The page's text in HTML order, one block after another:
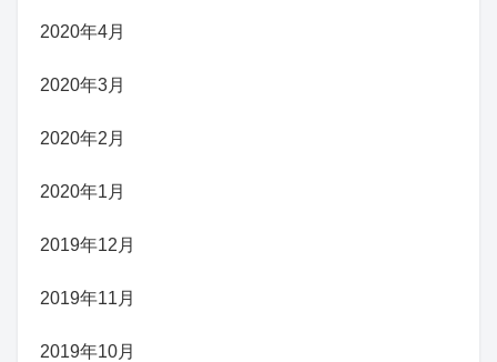
2020年4月
2020年3月
2020年2月
2020年1月
2019年12月
2019年11月
2019年10月